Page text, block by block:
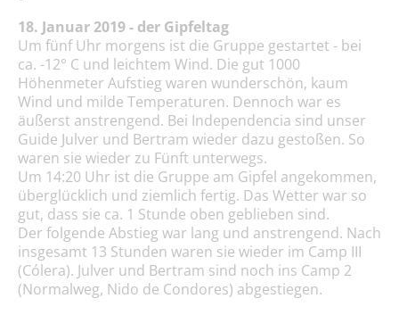
18. Januar 2019 - der Gipfeltag
Um fünf Uhr morgens ist die Gruppe gestartet - bei
ca. -12° C und leichtem Wind. Die gut 1000
Höhenmeter Aufstieg waren wunderschön, kaum
Wind und milde Temperaturen. Dennoch war es
äußerst anstrengend. Bei Independencia sind unser
Guide Julver und Bertram wieder dazu gestoßen. So
waren sie wieder zu Fünft unterwegs.
Um 14:20 Uhr ist die Gruppe am Gipfel angekommen,
überglücklich und ziemlich fertig. Das Wetter war so
gut, dass sie ca. 1 Stunde oben geblieben sind.
Der folgende Abstieg war lang und anstrengend. Nach
insgesamt 13 Stunden waren sie wieder im Camp III
(Cólera). Julver und Bertram sind noch ins Camp 2
(Normalweg, Nido de Condores) abgestiegen.